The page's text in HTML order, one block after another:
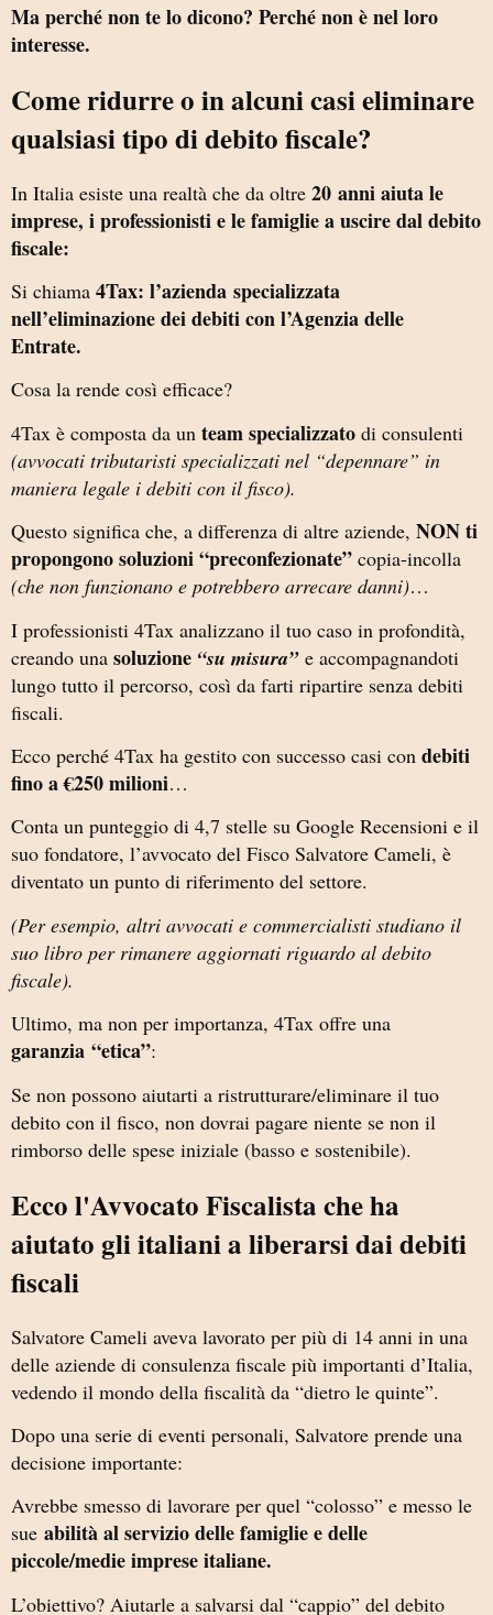
Ma perché non te lo dicono? Perché non è nel loro
interesse.
Come ridurre o in alcuni casi eliminare
qualsiasi tipo di debito fiscale?
In Italia esiste una realtà che da oltre 20 anni aiuta le
imprese, i professionisti e le famiglie a uscire dal debito
fiscale:
Si chiama 4Tax: l’azienda specializzata
nell’eliminazione dei debiti con l’Agenzia delle
Entrate.
Cosa la rende così efficace?
4Tax è composta da un team specializzato di consulenti
(avvocati tributaristi specializzati nel “depennare” in
maniera legale i debiti con il fisco).
Questo significa che, a differenza di altre aziende, NON ti
propongono soluzioni “preconfezionate” copia-incolla
(che non funzionano e potrebbero arrecare danni)…
I professionisti 4Tax analizzano il tuo caso in profondità,
creando una soluzione “su misura”e accompagnandoti
lungo tutto il percorso, così da farti ripartire senza debiti
fiscali.
Ecco perché 4Tax ha gestito con successo casi con debiti
fino a €250 milioni…
Conta un punteggio di 4,7 stelle su Google Recensioni e il
suo fondatore, l’avvocato del Fisco Salvatore Cameli, è
diventato un punto di riferimento del settore.
(Per esempio, altri avvocati e commercialisti studiano il
suo libro per rimanere aggiornati riguardo al debito
fiscale).
Ultimo, ma non per importanza, 4Tax offre una
garanzia “etica”:
Se non possono aiutarti a ristrutturare/eliminare il tuo
debito con il fisco, non dovrai pagare niente se non il
rimborso delle spese iniziale (basso e sostenibile).
Ecco l'Avvocato Fiscalista che ha
aiutato gli italiani a liberarsi dai debiti
fiscali
Salvatore Cameli aveva lavorato per più di 14 anni in una
delle aziende di consulenza fiscale più importanti d’Italia,
vedendo il mondo della fiscalità da “dietro le quinte”.
Dopo una serie di eventi personali, Salvatore prende una
decisione importante:
Avrebbe smesso di lavorare per quel “colosso” e messo le
sue abilità al servizio delle famiglie e delle
piccole/medie imprese italiane.
L’obiettivo? Aiutarle a salvarsi dal “cappio” del debito